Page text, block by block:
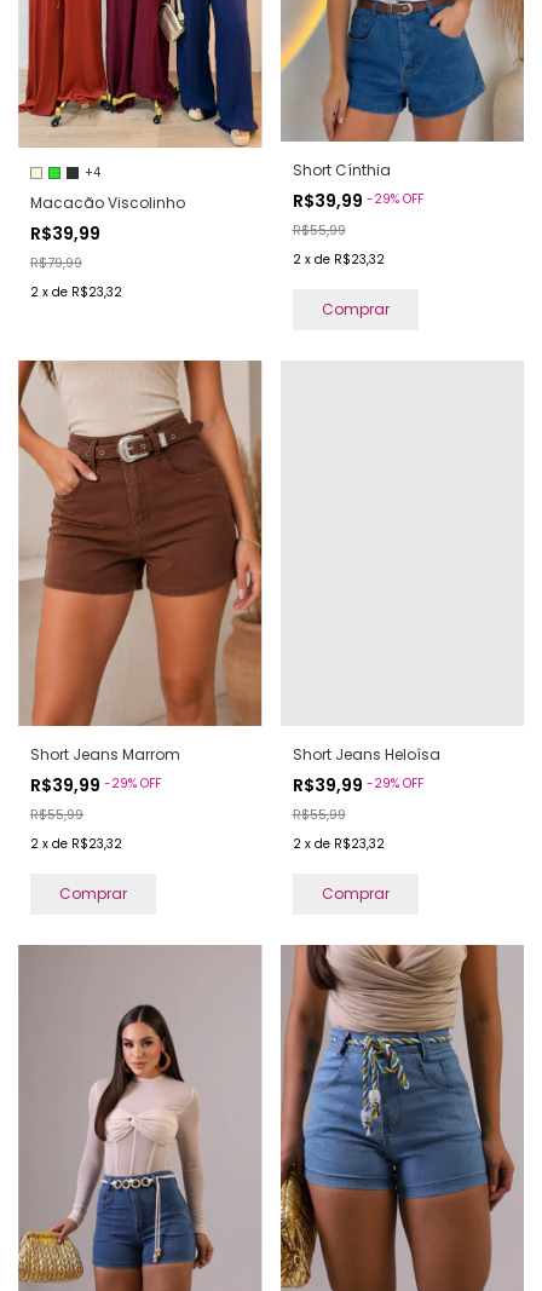
+4
Macacão Viscolinho
R$39,99
R$79,99
2 x de R$23,32
Short Cínthia
R$39,99 -29% OFF
R$55,99
2 x de R$23,32
Comprar
Short Jeans Marrom
R$39,99 -29% OFF
R$55,99
2 x de R$23,32
Comprar
Short Jeans Heloísa
R$39,99 -29% OFF
R$55,99
2 x de R$23,32
Comprar